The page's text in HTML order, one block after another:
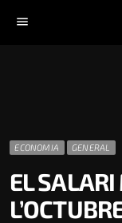
menu
ECONOMIA GENERAL
EL